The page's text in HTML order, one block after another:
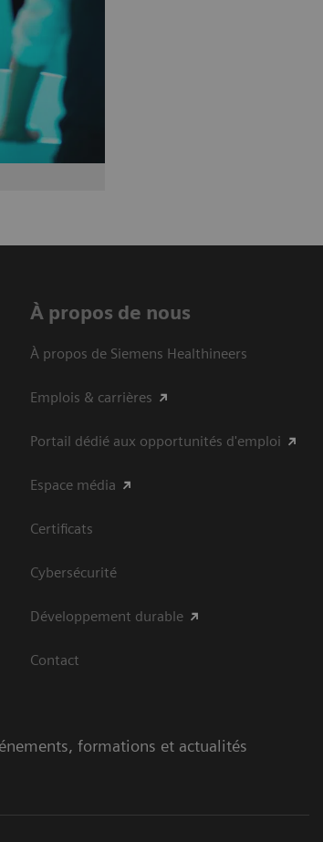
À propos de nous
À propos de Siemens Healthineers
Emplois & carrières
Portail dédié aux opportunités d'emploi
Espace média
Certificats
Cybersécurité
Développement durable
Contact
formations et actualités